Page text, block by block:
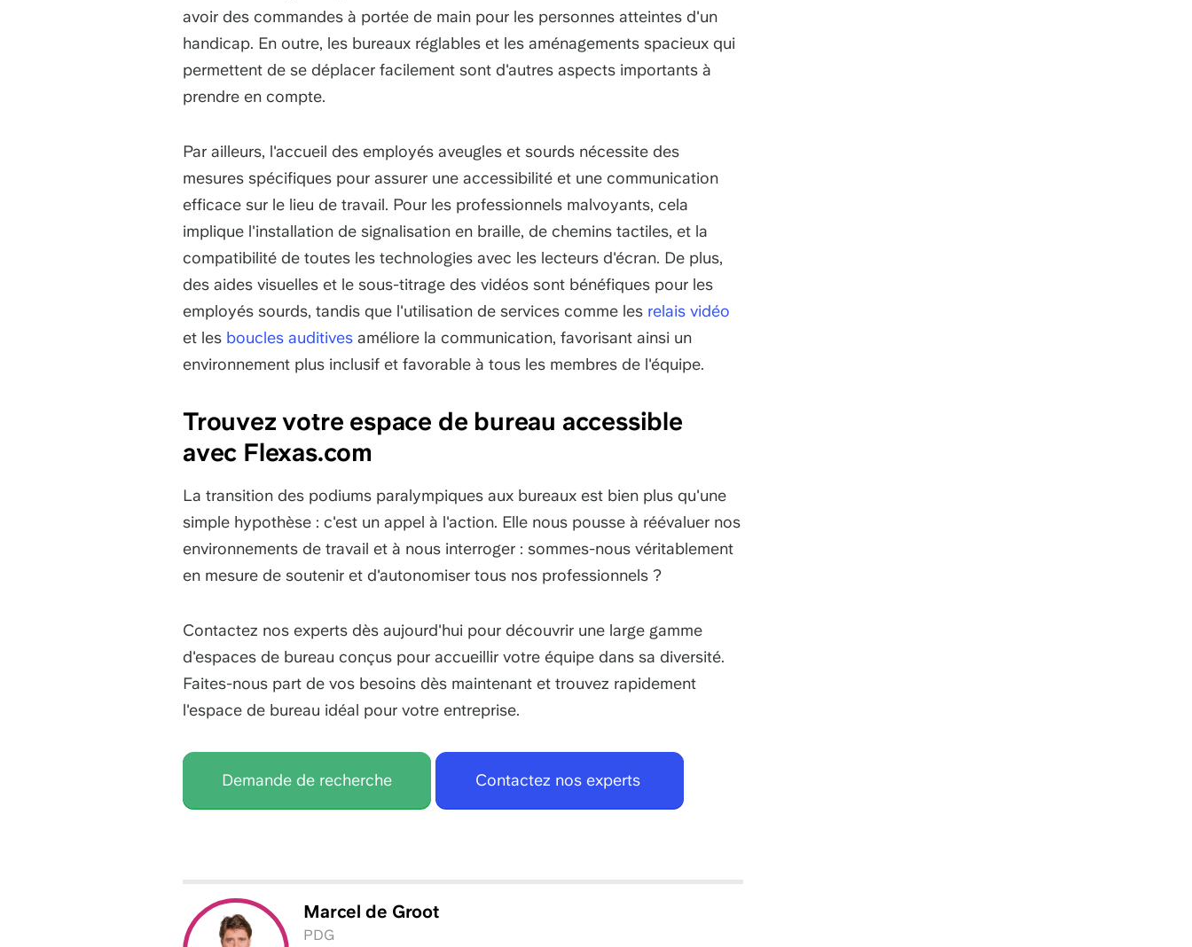
avoir des commandes à portée de main pour les personnes atteintes d'un
handicap. En outre, les bureaux réglables et les aménagements spacieux qui
permettent de se déplacer facilement sont d'autres aspects importants à
prendre en compte.
Par ailleurs, l'accueil des employés aveugles et sourds nécessite des
mesures spécifiques pour assurer une accessibilité et une communication
efficace sur le lieu de travail. Pour les professionnels malvoyants, cela
implique l'installation de signalisation en braille, de chemins tactiles, et la
compatibilité de toutes les technologies avec les lecteurs d'écran. De plus,
des aides visuelles et le sous-titrage des vidéos sont bénéfiques pour les
employés sourds, tandis que l'utilisation de services comme les relais vidéo
et les boucles auditives améliore la communication, favorisant ainsi un
environnement plus inclusif et favorable à tous les membres de l'équipe.
Trouvez votre espace de bureau accessible
avec Flexas.com
La transition des podiums paralympiques aux bureaux est bien plus qu'une
simple hypothèse : c'est un appel à l'action. Elle nous pousse à réévaluer nos
environnements de travail et à nous interroger : sommes-nous véritablement
en mesure de soutenir et d'autonomiser tous nos professionnels ?
Contactez nos experts dès aujourd'hui pour découvrir une large gamme
d'espaces de bureau conçus pour accueillir votre équipe dans sa diversité.
Faites-nous part de vos besoins dès maintenant et trouvez rapidement
l'espace de bureau idéal pour votre entreprise.
Demande de recherche Contactez nos experts
Marcel de Groot
PDG